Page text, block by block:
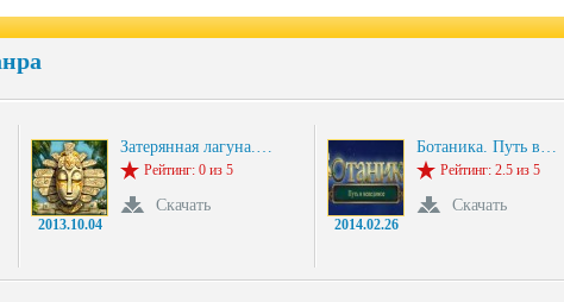
2013.10.04
Затерянная лагуна.…
Рейтинг: 0 из 5
Скачать
2014.02.26
Ботаника. Путь в…
Рейтинг: 2.5 из 5
Скачать